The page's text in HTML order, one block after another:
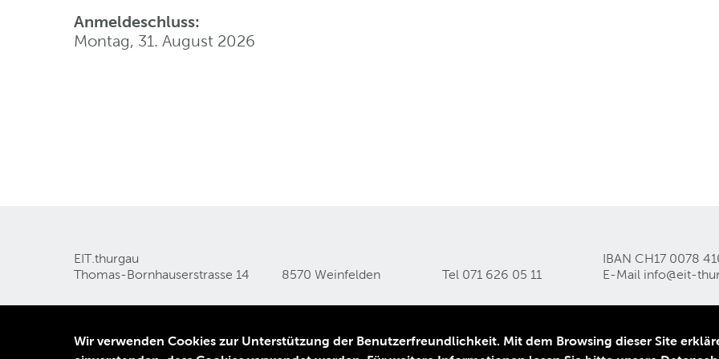
Anmeldeschluss:
Montag, 31. August 2026
EIT.thurgau
Thomas-Bornhauserstrasse 14
8570 Weinfelden Tel 071 626 05 11
IBAN CH17 0078
E-Mail info@eit-
Kontakt Datenschutz Impressum
Wir verwenden Cookies zur Unterstützung der Benutzerfreundlichkeit. Mit dem Browsing dieser Site